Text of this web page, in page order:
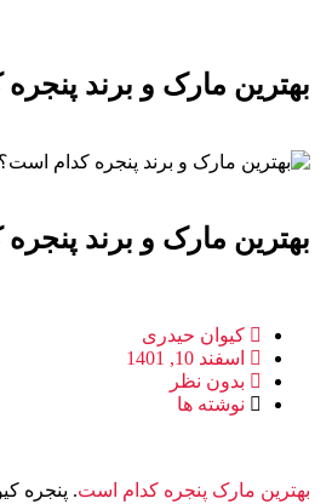
بهترین مارک و برند
بهترین مارک و برند
کیوان حیدری
اسفند 10, 1401
بدون نظر
نوشته ها
بهترین مارک پنجره کدام است. پنجره